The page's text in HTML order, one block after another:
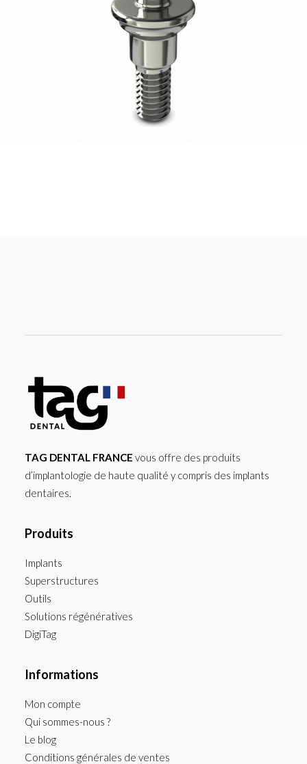
Ajouter au panier
TAG DENTAL FRANCE vous offre des produits
d’implantologie de haute qualité y compris des implants
dentaires.
Produits
Implants
Superstructures
Outils
Solutions régénératives
DigiTag
Informations
Mon compte
Qui sommes-nous ?
Le blog
Conditions générales de ventes